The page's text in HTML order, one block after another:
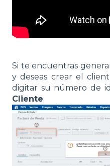
Si te encuentras
y deseas crear el
digitar su número de